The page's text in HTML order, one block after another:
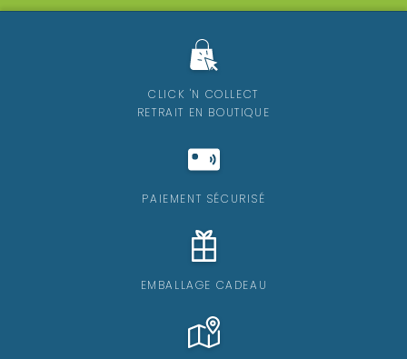
CLICK 'N COLLECT
RETRAIT EN BOUTIQUE
PAIEMENT SÉCURISÉ
EMBALLAGE CADEAU